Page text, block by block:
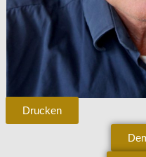
Drucken